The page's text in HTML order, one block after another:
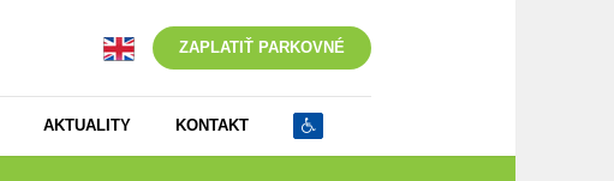
ZAPLATIŤ PARKOVNÉ
AKTUALITY KONTAKT